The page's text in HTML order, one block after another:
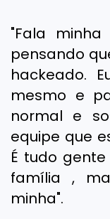
"Fala
pensando
hackeado.
mesmo e
normal e
equipe que
É tudo
família ,
minha".